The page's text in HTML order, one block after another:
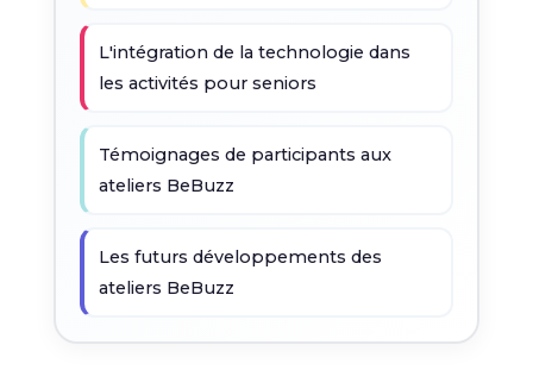
L'intégration de la technologie dans
les activités pour seniors
Témoignages de participants aux
ateliers BeBuzz
Les futurs développements des
ateliers BeBuzz